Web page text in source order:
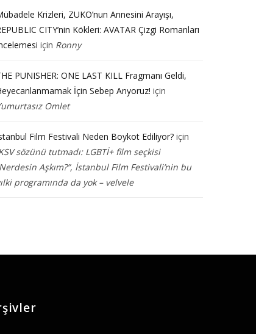
Krizleri, ZUKO’nun Annesini Arayışı,
CITY’nin Kökleri: AVATAR Çizgi Romanları
için Ronny
PUNISHER: ONE LAST KILL Fragmanı Geldi,
İçin Sebep Arıyoruz! için
Omlet
Film Festivali Neden Boykot Ediliyor? için
sözünü tutmadı: LGBTİ+ film seçkisi
Aşkım?”, İstanbul Film Festivali’nin bu
programında da yok – velvele